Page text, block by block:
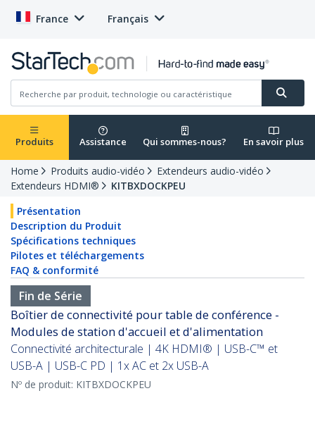
France Français
Produits Assistance Qui sommes-nous? En savoir plus
Home Produits audio-vidéo
Extendeurs audio-vidéo
Extendeurs HDMI®
KITBXDOCKPEU
Présentation
Description du Produit
Spécifications techniques
Pilotes et téléchargements
FAQ & conformité
Fin de Série
Boîtier de connectivité pour table de conférence -
Modules de station d'accueil et d'alimentation
Connectivité architecturale | 4K HDMI® | USB-C™ et
USB-A | USB-C PD | 1x AC et 2x USB-A
Nº de produit: KITBXDOCKPEU